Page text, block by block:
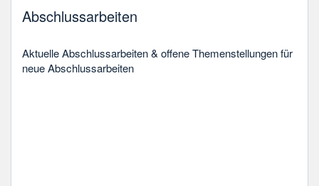
Abschlussarbeiten
Aktuelle Abschlussarbeiten & offene Themenstellungen für
neue Abschlussarbeiten